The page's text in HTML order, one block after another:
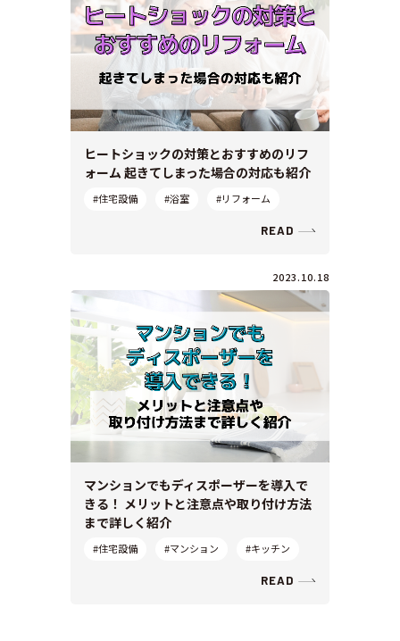
ヒートショックの対策とおすすめのリフ
ォーム 起きてしまった場合の対応も紹介
#住宅設備 #浴室 #リフォーム
READ
2023.10.18
マンションでもディスポーザーを導入で
きる！ メリットと注意点や取り付け方法
まで詳しく紹介
#住宅設備 #マンション #キッチン
READ